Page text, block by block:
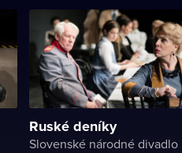
Ruské deníky
Slovenské národné divadlo